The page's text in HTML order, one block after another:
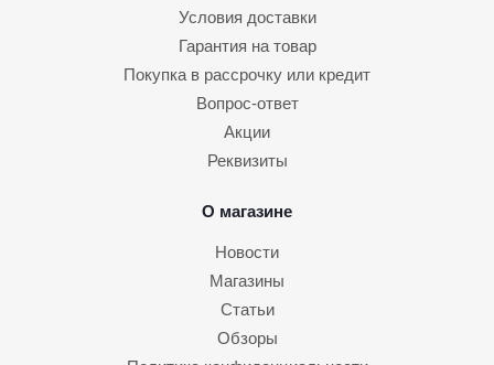
Условия доставки
Гарантия на товар
Покупка в рассрочку или кредит
Вопрос-ответ
Акции
Реквизиты
О магазине
Новости
Магазины
Статьи
Обзоры